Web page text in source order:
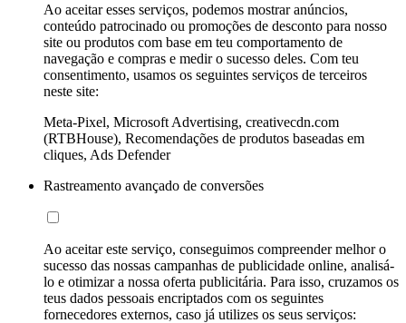
Ao aceitar esses serviços, podemos mostrar anúncios,
conteúdo patrocinado ou promoções de desconto para nosso
site ou produtos com base em teu comportamento de
navegação e compras e medir o sucesso deles. Com teu
consentimento, usamos os seguintes serviços de terceiros
neste site:
Meta-Pixel, Microsoft Advertising, creativecdn.com
(RTBHouse), Recomendações de produtos baseadas em
cliques, Ads Defender
Rastreamento avançado de conversões
Ao aceitar este serviço, conseguimos compreender melhor o
sucesso das nossas campanhas de publicidade online, analisá-
lo e otimizar a nossa oferta publicitária. Para isso, cruzamos os
teus dados pessoais encriptados com os seguintes
fornecedores externos, caso já utilizes os seus serviços: